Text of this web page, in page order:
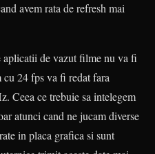
avem rata de refresh mai
de vazut filme nu va fi
24 fps va fi redat fara
Ceea ce trebuie sa intelegem
atunci cand ne jucam diverse
in placa grafica si sunt